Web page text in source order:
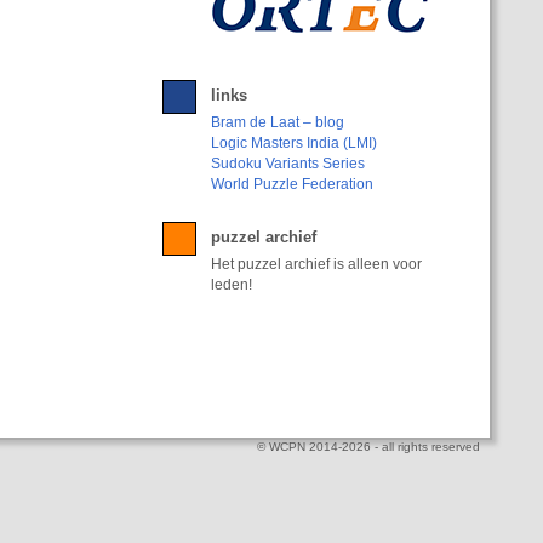
links
Bram de Laat – blog
Logic Masters India (LMI)
Sudoku Variants Series
World Puzzle Federation
puzzel archief
Het puzzel archief is alleen voor
leden!
© WCPN 2014-2026 - all rights reserved